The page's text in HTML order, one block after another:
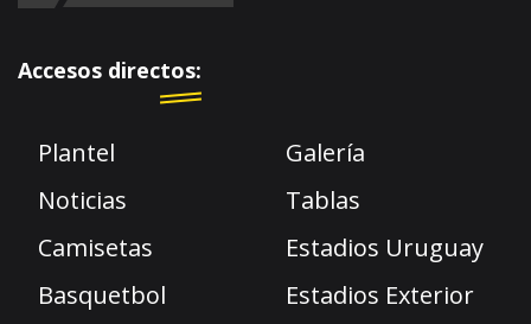
Accesos directos:
Plantel
Galería
Noticias
Tablas
Camisetas
Estadios Uruguay
Basquetbol
Estadios Exterior